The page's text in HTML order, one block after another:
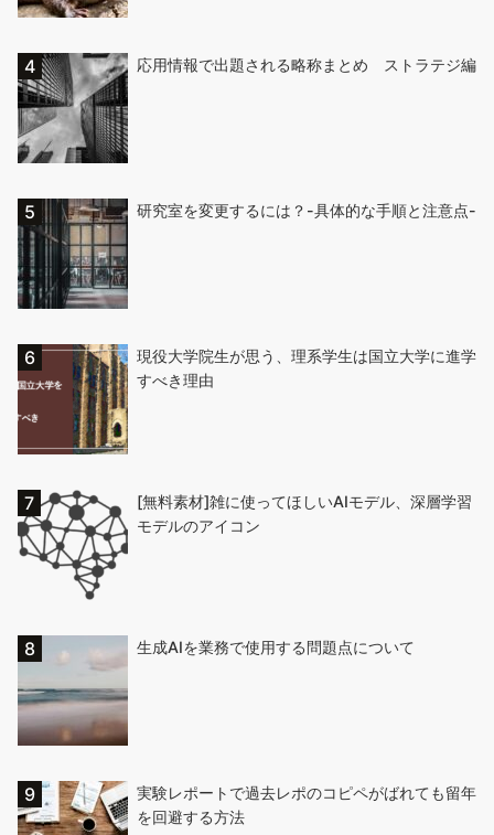
応用情報で出題される略称まとめ ストラテジ編
研究室を変更するには？-具体的な手順と注意点-
現役大学院生が思う、理系学生は国立大学に進学
すべき理由
[無料素材]雑に使ってほしいAIモデル、深層学習
モデルのアイコン
生成AIを業務で使用する問題点について
実験レポートで過去レポのコピペがばれても留年
を回避する方法